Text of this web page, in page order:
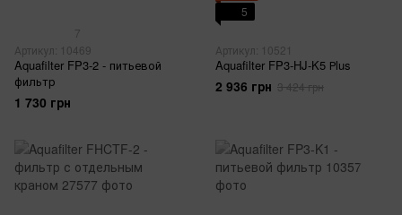
7
Артикул: 10469
Aquafilter FP3-2 - питьевой
фильтр
1 730 грн
5
Артикул: 10521
Aquafilter FP3-HJ-K5 Рlus
2 936 грн 3 424 грн